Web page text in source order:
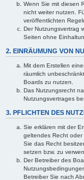
Wenn Sie mit diesen
nicht weiter nutzen.
veröffentlichten
Der Nutzungsvertrag
Seiten ohne
2. EINRÄUMUNG VON
Mit dem Erstellen
räumlich
Boards zu nutzen.
Das Nutzungsrecht
Nutzungsvertrages
3. PFLICHTEN DES
Sie erklären mit der
geltendes Recht
Sie das Recht
setzen bzw. zu
Der Betreiber des
Betreiber Sie nach